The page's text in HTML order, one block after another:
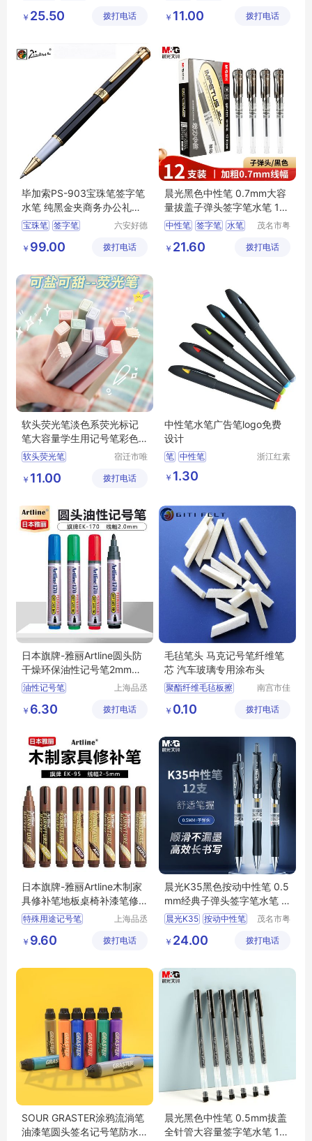
限公司
￥ 25.50 拨打电话
公司
￥ 11.00 拨打电话
毕加索PS-903宝珠笔签字笔
水笔 纯黑金夹商务办公礼品
笔
宝珠笔 签字笔
六安好德
公司
￥ 99.00 拨打电话
晨光黑色中性笔 0.7mm大容
量拔盖子弹头签字笔水笔 12
支/盒GP1111
中性笔 签字笔 水笔
茂名市粤
限公司
￥ 21.60 拨打电话
软头荧光笔淡色系荧光标记
笔大容量学生用记号笔彩色
划重点做笔记
软头荧光笔
荧光笔套装
宿迁市唯
有限公司
￥ 11.00 拨打电话
中性笔水笔广告笔logo免费
设计
笔 中性笔
浙江红素
￥ 1.30
日本旗牌-雅丽Artline圆头防
干燥环保油性记号笔2mm线
幅 EK-170
油性记号笔
环保型记号笔
上海品丞
公司
￥ 6.30 拨打电话
毛毡笔头 马克记号笔纤维笔
芯 汽车玻璃专用涂布头
聚酯纤维毛毡板擦
纤维笔头笔尖
南宫市佳
品有限公
￥ 0.10 拨打电话
日本旗牌-雅丽Artline木制家
具修补笔地板桌椅补漆笔修
复笔EK-95
特殊用途记号笔
环保型记号笔
上海品丞
公司
￥ 9.60 拨打电话
晨光K35黑色按动中性笔 0.5
mm经典子弹头签字笔水笔 1
2支/盒
晨光K35 按动中性笔
茂名市粤
限公司
￥ 24.00 拨打电话
SOUR GRASTER涂鸦流淌笔
油漆笔圆头签名记号笔防水
晨光黑色中性笔 0.5mm拔盖
全针管大容量签字笔水笔 12